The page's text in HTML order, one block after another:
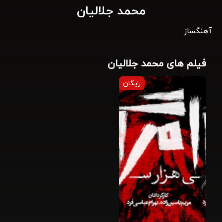
محمد جلالیان
آهنگساز
فیلم های محمد جلالیان
رایگان